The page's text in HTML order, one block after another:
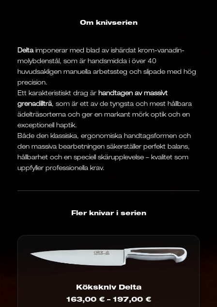
Om knivserien
Deltaimponerar med blad av ishärdat krom-vanadin-
molybdenstål, som är handsmidda i över 40
huvudsakligen manuella arbetssteg och slipade med hög
precision.
Ett karakteristiskt drag är handtagen av massivt
grenadillträ, som är ett av de tyngsta och mest hållbara
ädelträsorterna och ger en markant mörk optik och en
exceptionell haptik.
Både den klassiska, ergonomiska handtagsformen och
den massiva bearbetningen säkerställer perfekt balans,
hållbarhet och en speciell skärupplevelse – kvalitet som
uppfyller professionella krav.
Fler knivar i serien
Kökskniv Delta
163,00 € – 197,00 €Prisintervall: